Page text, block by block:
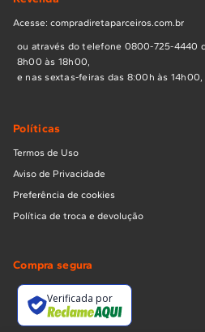
Acesse: compradiretaparceiros.com.br
ou através do telefone 0800-725-4440
8h00 às 18h00,
e nas sextas-feiras das 8:00h às 14h00,
Políticas
Termos de Uso
Aviso de Privacidade
Preferência de cookies
Política de troca e devolução
Compra segura
Verificada por